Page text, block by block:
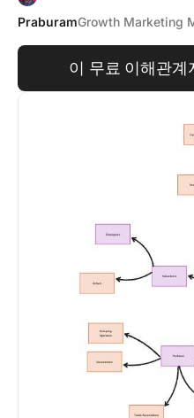
PraburamGrowth Marketing
이 무료 이해관계